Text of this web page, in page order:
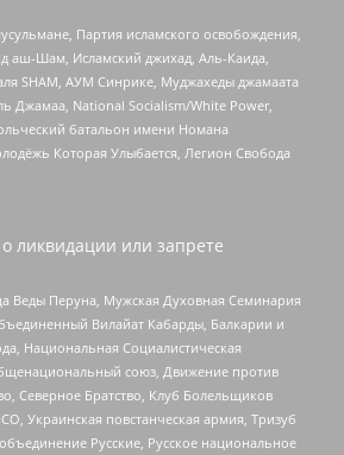
Партия исламского освобождения,
аш-Шам, Исламский джихад, Аль-Каида,
SHAM, АУМ Синрике, Муджахеды джамаата
Джамаа, National Socialism/White Power,
батальон имени Номана
Которая Улыбается, Легион Свобода
ликвидации или запрете
Веды Перуна, Мужская Духовная Семинария
Вилайат Кабарды, Балкарии и
Национальная Социалистическая
союз, Движение против
Северное Братство, Клуб Болельщиков
Украинская повстанческая армия, Тризуб
Русские, Русское национальное